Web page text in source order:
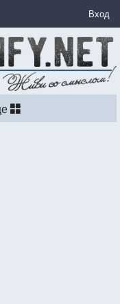
Вход